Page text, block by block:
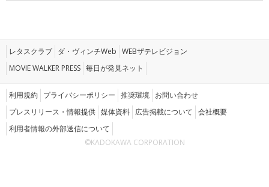
レタスクラブ ダ・ヴィンチWeb WEBザテレビジョン
MOVIE WALKER PRESS 毎日が発見ネット
利用規約 プライバシーポリシー 推奨環境 お問い合わせ
プレスリリース・情報提供 媒体資料 広告掲載について 会社概要
利用者情報の外部送信について
©KADOKAWA CORPORATION